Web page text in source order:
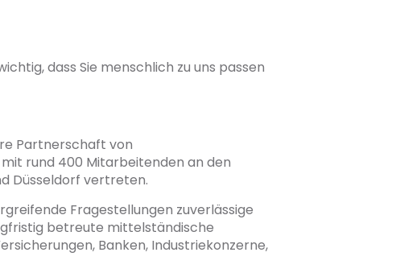
dass Sie menschlich zu uns passen
Partnerschaft von
rund 400 Mitarbeitenden an den
Düsseldorf vertreten.
Fragestellungen zuverlässige
betreute mittelständische
Banken, Industriekonzerne,